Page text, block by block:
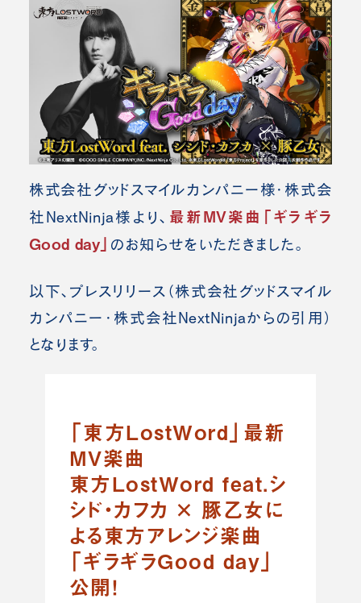
株式会社グッドスマイルカンパニー様・株式会
社NextNinja様より、 最新MV楽曲「ギラギラ
Good day」 の お知らせをいただきました。
以下、プレスリリース（株式会社グッドスマイル
カンパニー・株式会社NextNinjaからの引用）
となります。
「東方LostWord」最新
MV楽曲
東方LostWord feat.シ
シド・カフカ × 豚乙女に
よる東方アレンジ楽曲
「ギラギラGood day」
公開！